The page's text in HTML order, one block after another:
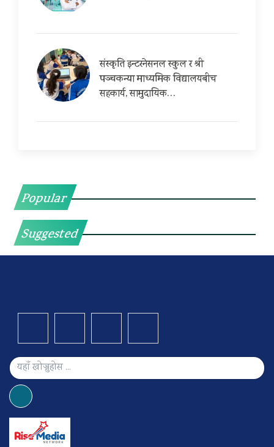
संस्कृति इन्टरनेसनल स्कुल र श्री
पञ्चकन्या माध्यमिक विद्यालयबीच
सहकार्य, सामुदायिक…
Popular
Suggested